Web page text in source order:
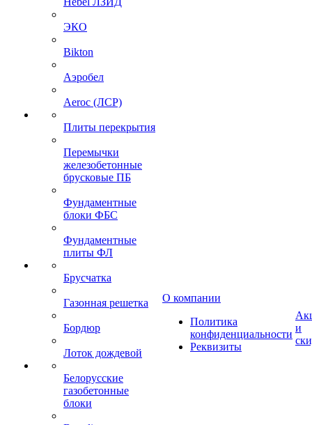
ЭКО
Bikton
Аэробел
Aeroc (ЛСР)
Плиты перекрытия
Перемычки
железобетонные
брусковые ПБ
Фундаментные
блоки ФБС
Фундаментные
плиты ФЛ
Брусчатка
Газонная решетка
Бордюр
Лоток дождевой
Белорусские
газобетонные
блоки
О компании
Политика
конфиденциальности
Реквизиты
и